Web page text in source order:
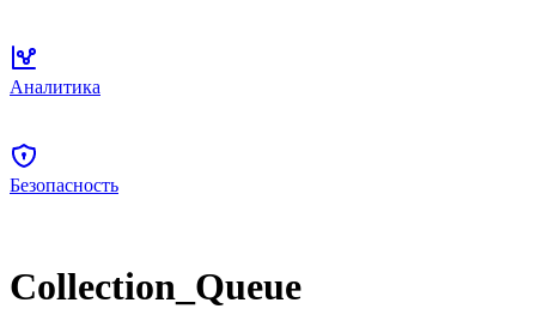
Аналитика
Безопасность
Collection_Queue